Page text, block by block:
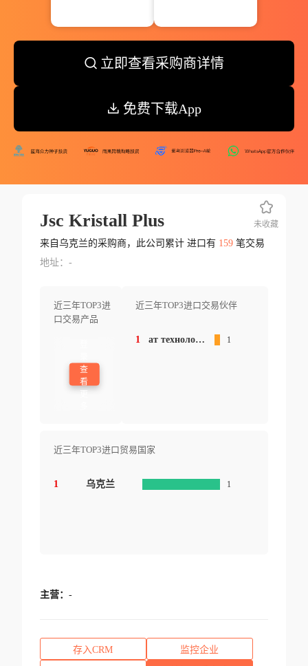
立即查看采购商详情
免费下载App
Jsc Kristall Plus
来自乌克兰的采购商，此公司累计 进口有 159笔交易
地址：-
近三年TOP3进
口交易产品
查
看
近三年TOP3进口交易伙伴
1 ат технологія 40022 м суми проспект курський 147 а україна 1
近三年TOP3进口贸易国家
1 乌克兰 1
未收藏
主营： -
存入CRM 监控企业